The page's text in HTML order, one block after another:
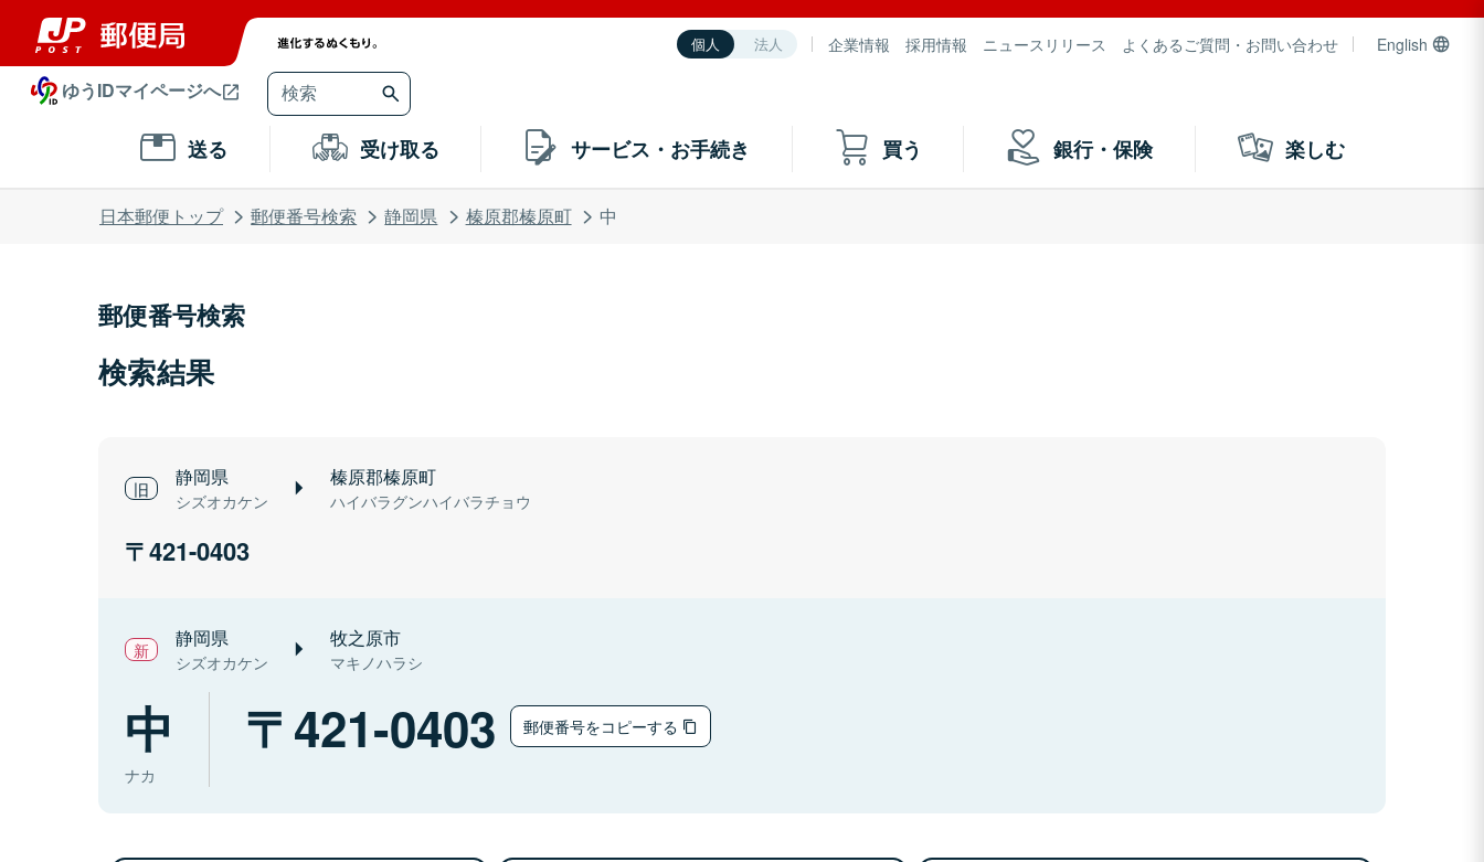
個人 法人 企業情報 採用情報 ニュースリリース よくあるご質問・お問い合わせ English
ゆうIDマイページへ
送る 受け取る サービス・お手続き 買う 銀行・保険 楽しむ
日本郵便トップ 郵便番号検索 静岡県 榛原郡榛原町 中
郵便番号検索
検索結果
静岡県
シズオカケン
榛原郡榛原町
ハイバラグンハイバラチョウ
421-0403
静岡県
シズオカケン
牧之原市
マキノハラシ
中
ナカ
421-0403 郵便番号をコピーする